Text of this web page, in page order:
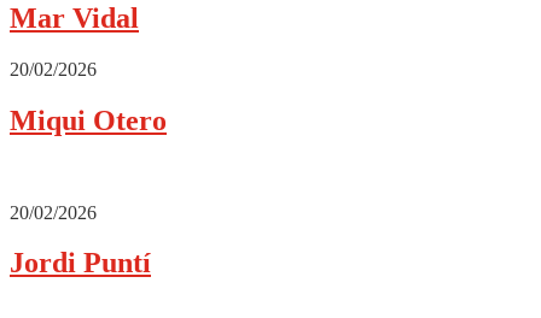
Mar Vidal
20/02/2026
Miqui Otero
20/02/2026
Jordi Puntí